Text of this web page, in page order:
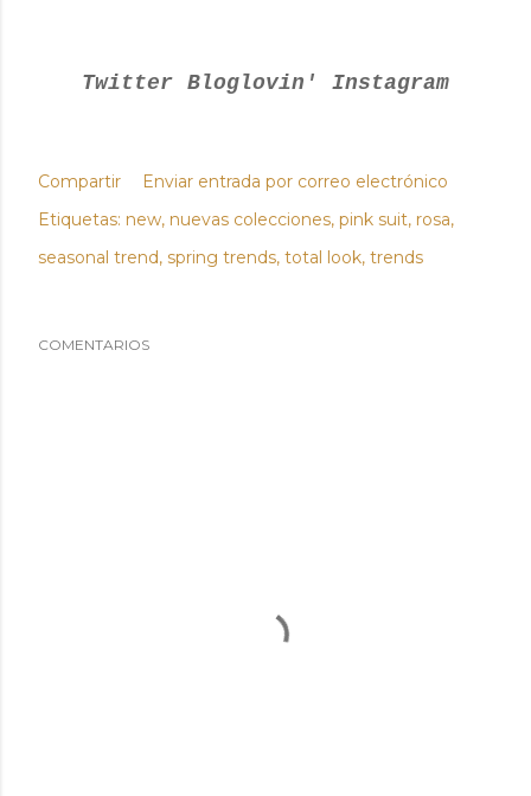
Twitter Bloglovin' Instagram
Compartir
Enviar entrada por correo electrónico
Etiquetas: new nuevas colecciones pink suit rosa
seasonal trend spring trends total look trends
COMENTARIOS